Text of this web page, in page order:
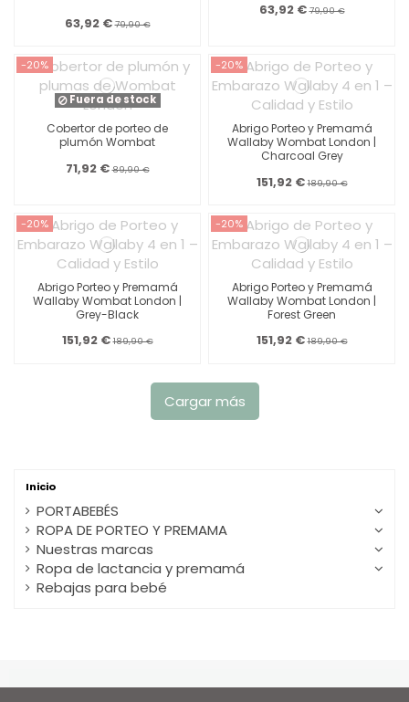
63,92 €79,90 €
63,92 €79,90 €
-20%
Fuera de stock
Cobertor de porteo de
plumón Wombat
71,92 €89,90 €
-20%
Abrigo Porteo y Premamá
Wallaby Wombat London |
Charcoal Grey
151,92 €189,90 €
-20%
Abrigo Porteo y Premamá
Wallaby Wombat London |
Grey-Black
151,92 €189,90 €
-20%
Abrigo Porteo y Premamá
Wallaby Wombat London |
Forest Green
151,92 €189,90 €
Cargar más
Inicio
PORTABEBÉS
ROPA DE PORTEO Y PREMAMA
Nuestras marcas
Ropa de lactancia y premamá
Rebajas para bebé